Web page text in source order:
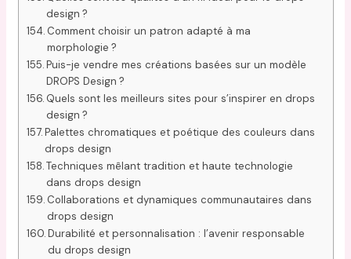
design ?
Comment choisir un patron adapté à ma
morphologie ?
Puis-je vendre mes créations basées sur un modèle
DROPS Design ?
Quels sont les meilleurs sites pour s’inspirer en drops
design ?
Palettes chromatiques et poétique des couleurs dans
drops design
Techniques mêlant tradition et haute technologie
dans drops design
Collaborations et dynamiques communautaires dans
drops design
Durabilité et personnalisation : l’avenir responsable
du drops design